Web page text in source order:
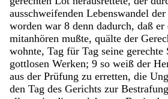
ausschweifenden Lebenswandel der
worden war 8 denn dadurch, daß er
mitanhören mußte, quälte der
wohnte, Tag für Tag seine gerechte
gottlosen Werken; 9 so weiß der
aus der Prüfung zu erretten, die
den Tag des Gerichts zur Bestrafung